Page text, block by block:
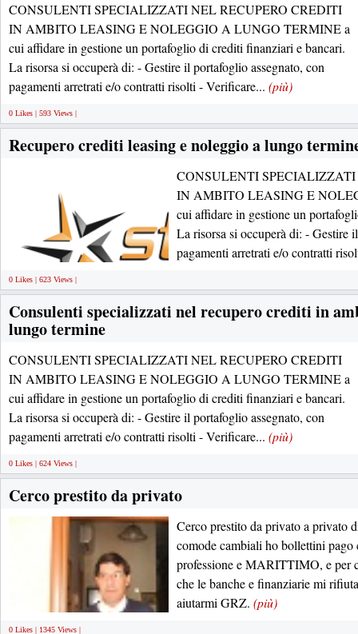
CONSULENTI SPECIALIZZATI NEL RECUPERO CREDITI
IN AMBITO LEASING E NOLEGGIO A LUNGO TERMINE a
cui affidare in gestione un portafoglio di crediti finanziari e bancari.
La risorsa si occuperà di: - Gestire il portafoglio assegnato, con
pagamenti arretrati e/o contratti risolti - Verificare... (più)
0 Likes | 593 Views |
Recupero crediti leasing e noleggio a lungo
CONSULENTI
IN AMBITO LEASING E
cui affidare in gestione un
La risorsa si occuperà di: - Gestire
pagamenti arretrati e/o contratti
0 Likes | 623 Views |
Consulenti specializzati nel recupero crediti in
lungo termine
CONSULENTI SPECIALIZZATI NEL RECUPERO CREDITI
IN AMBITO LEASING E NOLEGGIO A LUNGO TERMINE a
cui affidare in gestione un portafoglio di crediti finanziari e bancari.
La risorsa si occuperà di: - Gestire il portafoglio assegnato, con
pagamenti arretrati e/o contratti risolti - Verificare... (più)
0 Likes | 624 Views |
Cerco prestito da privato
Cerco prestito da privato a privato
comode cambiali ho bollettini
professione e MARITTIMO, e per
che le banche e finanziarie mi
aiutarmi GRZ. (più)
0 Likes | 1345 Views |